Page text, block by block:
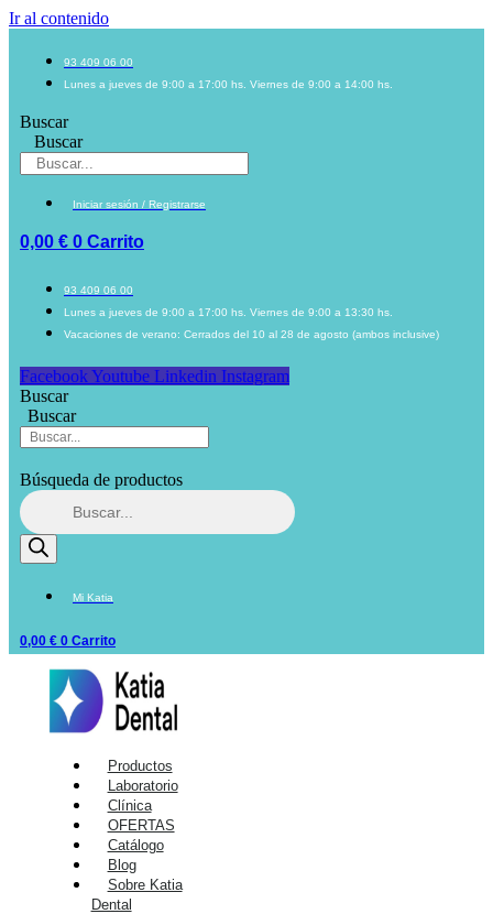
Ir al contenido
93 409 06 00
Lunes a jueves de 9:00 a 17:00 hs. Viernes de 9:00 a 14:00 hs.
Buscar
Buscar
Iniciar sesión / Registrarse
0,00 € 0 Carrito
93 409 06 00
Lunes a jueves de 9:00 a 17:00 hs. Viernes de 9:00 a 13:30 hs.
Vacaciones de verano: Cerrados del 10 al 28 de agosto (ambos inclusive)
Facebook Youtube Linkedin Instagram
Buscar
Buscar
Búsqueda de productos
Mi Katia
0,00 € 0 Carrito
Productos
Laboratorio
Clínica
OFERTAS
Catálogo
Blog
Sobre Katia
Dental